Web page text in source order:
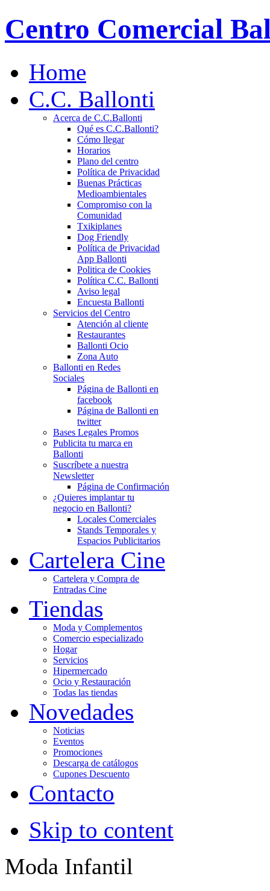
Centro Comercial
Home
C.C. Ballonti
Acerca de C.C.Ballonti
Qué es C.C.Ballonti?
Cómo llegar
Horarios
Plano del centro
Política de Privacidad
Buenas Prácticas
Medioambientales
Compromiso con la
Comunidad
Txikiplanes
Dog Friendly
Política de Privacidad
App Ballonti
Politica de Cookies
Política C.C. Ballonti
Aviso legal
Encuesta Ballonti
Servicios del Centro
Atención al cliente
Restaurantes
Ballonti Ocio
Zona Auto
Ballonti en Redes
Sociales
Página de Ballonti en
facebook
Página de Ballonti en
twitter
Bases Legales Promos
Publicita tu marca en
Ballonti
Suscríbete a nuestra
Newsletter
Página de Confirmación
¿Quieres implantar tu
negocio en Ballonti?
Locales Comerciales
Stands Temporales y
Espacios Publicitarios
Cartelera Cine
Cartelera y Compra de
Entradas Cine
Tiendas
Moda y Complementos
Comercio especializado
Hogar
Servicios
Hipermercado
Ocio y Restauración
Todas las tiendas
Novedades
Noticias
Eventos
Promociones
Descarga de catálogos
Cupones Descuento
Contacto
Skip to content
Moda Infantil